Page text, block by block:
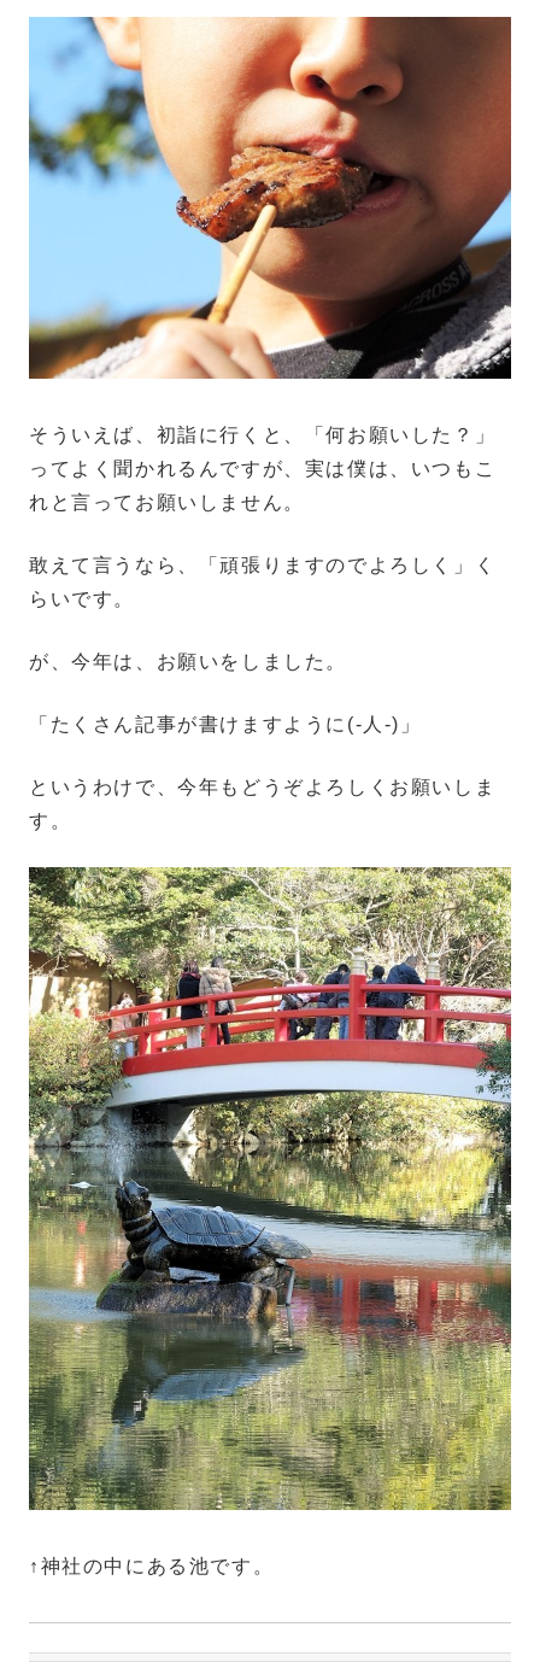
そういえば、初詣に行くと、「何お願いした？」
ってよく聞かれるんですが、実は僕は、いつもこ
れと言ってお願いしません。
敢えて言うなら、「頑張りますのでよろしく」く
らいです。
が、今年は、お願いをしました。
「たくさん記事が書けますように(-人-)」
というわけで、今年もどうぞよろしくお願いしま
す。
↑神社の中にある池です。